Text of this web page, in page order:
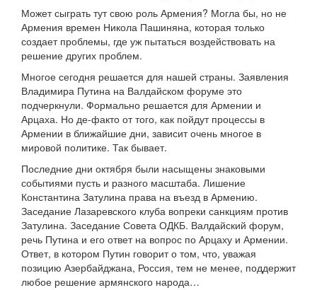
Может сыграть тут свою роль Армения? Могла бы, но не
Армения времен Никола Пашиняна, которая только
создает проблемы, где уж пытаться воздействовать на
решение других проблем.
Многое сегодня решается для нашей страны. Заявления
Владимира Путина на Валдайском форуме это
подчеркнули. Формально решается для Армении и
Арцаха. Но де-факто от того, как пойдут процессы в
Армении в ближайшие дни, зависит очень многое в
мировой политике. Так бывает.
Последние дни октября были насыщены знаковыми
событиями пусть и разного масштаба. Лишение
Константина Затулина права на въезд в Армению.
Заседание Лазаревского клуба вопреки санкциям против
Затулина. Заседание Совета ОДКБ. Валдайский форум,
речь Путина и его ответ на вопрос по Арцаху и Армении.
Ответ, в котором Путин говорит о том, что, уважая
позицию Азербайджана, Россия, тем не менее, поддержит
любое решение армянского народа…